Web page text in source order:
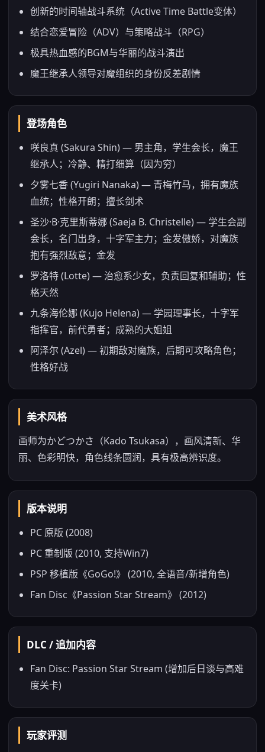
创新的时间轴战斗系统（Active Time Battle变体）
结合恋爱冒险（ADV）与策略战斗（RPG）
极具热血感的BGM与华丽的战斗演出
魔王继承人领导对魔组织的身份反差剧情
登场角色
咲良真 (Sakura Shin) — 男主角，学生会长，魔王
继承人；冷静、精打细算（因为穷）
夕雾七香 (Yugiri Nanaka) — 青梅竹马，拥有魔族
血统；性格开朗；擅长剑术
圣沙·B·克里斯蒂娜 (Saeja B. Christelle) — 学生会副
会长，名门出身，十字军主力；金发傲娇，对魔族
抱有强烈敌意；金发
罗洛特 (Lotte) — 治愈系少女，负责回复和辅助；性
格天然
九条海伦娜 (Kujo Helena) — 学园理事长，十字军
指挥官，前代勇者；成熟的大姐姐
阿泽尔 (Azel) — 初期敌对魔族，后期可攻略角色；
性格好战
美术风格
画师为かどつかさ（Kado Tsukasa），画风清新、华
丽、色彩明快，角色线条圆润，具有极高辨识度。
版本说明
PC 原版 (2008)
PC 重制版 (2010, 支持Win7)
PSP 移植版《GoGo!》 (2010, 全语音/新增角色)
Fan Disc《Passion Star Stream》 (2012)
DLC / 追加内容
Fan Disc: Passion Star Stream (增加后日谈与高难
度关卡)
玩家评测